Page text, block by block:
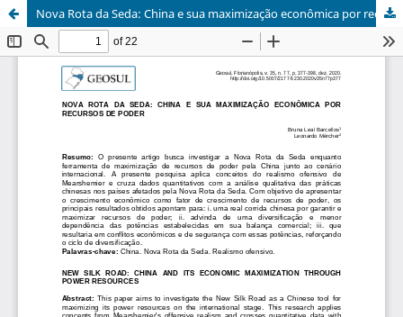
Nova Rota da Seda: China e sua maximização econômica por recursos de poder